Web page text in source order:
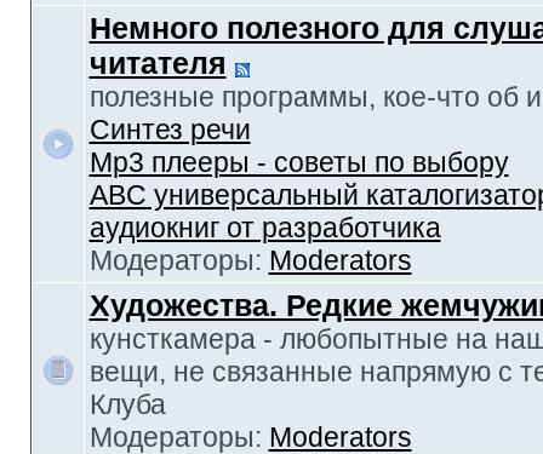
Немного полезного для
читателя
полезные программы, кое-что об
Синтез речи
Mp3 плееры - советы по выбору
ABC универсальный
аудиокниг от разработчика
Модераторы: Moderators
Художества. Редкие
кунсткамера - любопытные на
вещи, не связанные напрямую с
Клуба
Модераторы: Moderators